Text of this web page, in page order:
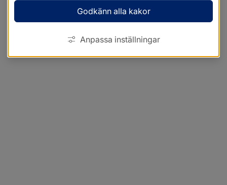
Godkänn alla kakor
Anpassa inställningar